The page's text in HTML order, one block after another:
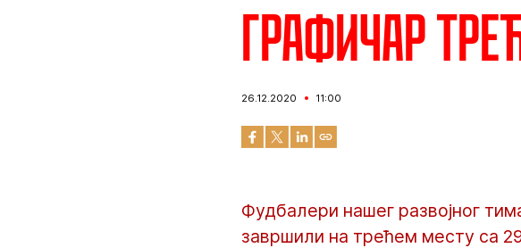
Графичар
26.12.2020 11:00
Фудбалери нашег развојног
завршили на трећем месту са